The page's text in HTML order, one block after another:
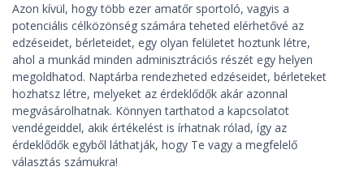
Azon kívül, hogy több ezer amatőr sportoló, vagyis a
potenciális célközönség számára teheted elérhetővé az
edzéseidet, bérleteidet, egy olyan felületet hoztunk létre,
ahol a munkád minden adminisztrációs részét egy helyen
megoldhatod. Naptárba rendezheted edzéseidet, bérleteket
hozhatsz létre, melyeket az érdeklődők akár azonnal
megvásárolhatnak. Könnyen tarthatod a kapcsolatot
vendégeiddel, akik értékelést is írhatnak rólad, így az
érdeklődők egyből láthatják, hogy Te vagy a megfelelő
választás számukra!